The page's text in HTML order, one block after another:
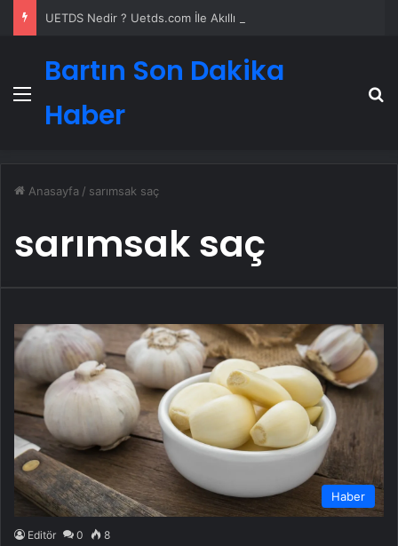
Menü
Bartın Son Dakika
Haber
Anasayfa / sarımsak saç
sarımsak saç
Haber
Editör 0 8